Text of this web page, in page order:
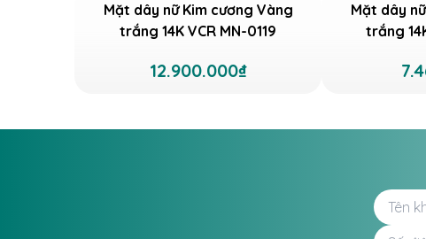
Mẫu mặt dây chuyền nữ này được chế tác từ
Với vẻ đẹp tối giản, thanh lịch, mặt dây VCR MN-
nhiều kiểu dây chuyền khác nhau. Phái đẹp có
Mặt dây nữ Kim cương Vàng
trắng 14K VCR MN-0119
12.900.000₫
Mặt dây
trắng